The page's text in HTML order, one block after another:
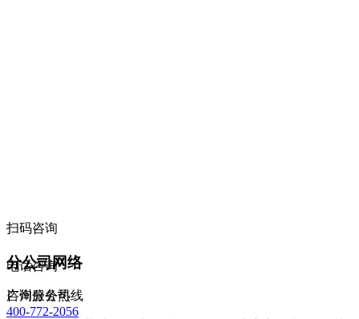
扫码咨询
分公司网络
广州分公司
电话咨询
咨询服务热线
400-772-2056